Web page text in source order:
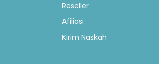
Reseller
Afiliasi
Kirim Naskah